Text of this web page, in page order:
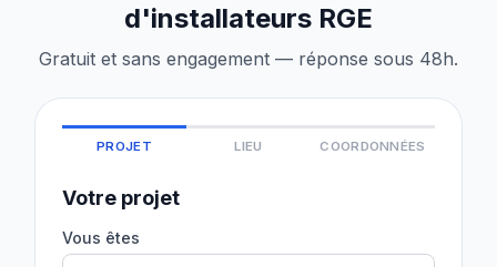
d'installateurs RGE
Gratuit et sans engagement — réponse sous 48h.
PROJET LIEU COORDONNÉES
Votre projet
Vous êtes